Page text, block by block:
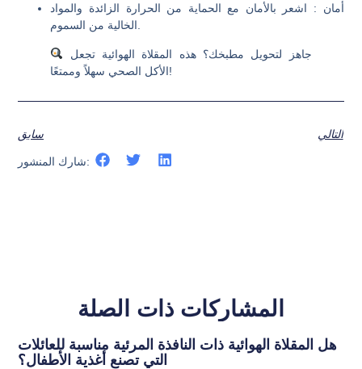
أمان : اشعر بالأمان مع الحماية من الحرارة الزائدة والمواد
الخالية من السموم.
الأكل الصحي سهلاً وممتعًا!
سابق التالي
شارك المنشور:
المشاركات ذات الصلة
هل المقلاة الهوائية ذات النافذة المرئية مناسبة للعائلات
التي تصنع أغذية الأطفال؟